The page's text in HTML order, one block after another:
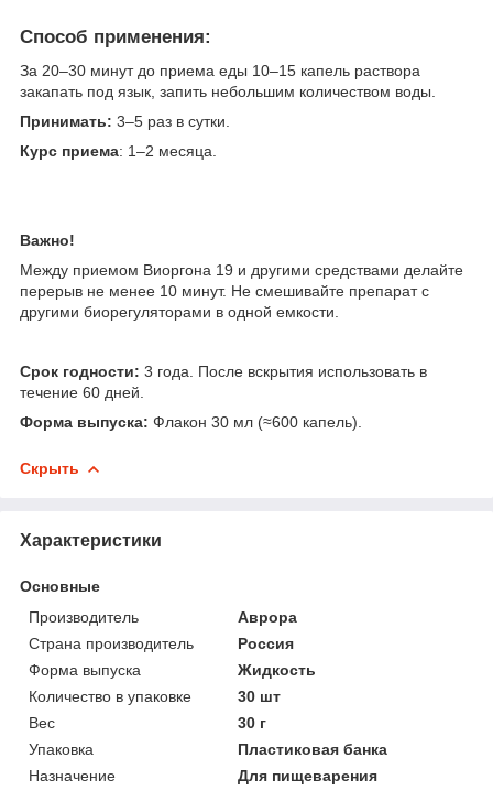
Способ применения:
За 20–30 минут до приема еды 10–15 капель раствора
закапать под язык, запить небольшим количеством воды.
​Принимать: 3–5 раз в сутки.
​Курс приема: 1–2 месяца.
Важно!
Между приемом Виоргона 19 и другими средствами делайте
перерыв не менее 10 минут. Не смешивайте препарат с
другими биорегуляторами в одной емкости.
Срок годности: 3 года. После вскрытия использовать в
течение 60 дней.
Форма выпуска: Флакон 30 мл (≈600 капель).
Скрыть
Характеристики
Основные
Производитель
Аврора
Страна производитель
Россия
Форма выпуска
Жидкость
Количество в упаковке
30 шт
Вес
30 г
Упаковка
Пластиковая банка
Назначение
Для пищеварения